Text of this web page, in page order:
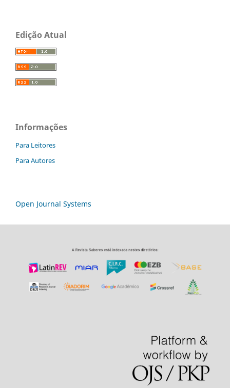
Edição Atual
Informações
Para Leitores
Para Autores
Open Journal Systems